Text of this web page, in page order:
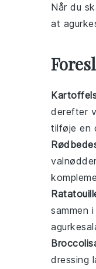
Når du
at
derefter
tilføje en
valnødder
sammen
dressing